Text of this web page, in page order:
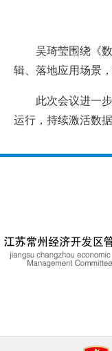
吴琦莹围绕《
辑、落地应用场景
此次会议进一
运行，持续激活数